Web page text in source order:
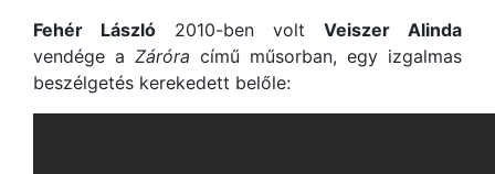
Fehér László 2010-ben volt Veiszer Alinda
vendége a Záróra című műsorban, egy izgalmas
beszélgetés kerekedett belőle: